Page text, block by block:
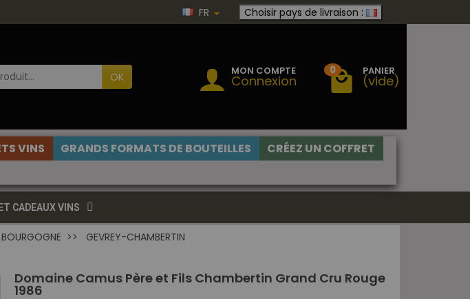
FR Choisir pays de livraison :
OK MON COMPTE
Connexion
0 PANIER
(vide)
VINS GRANDS FORMATS DE BOUTEILLES
CRÉEZ UN COFFRET
CADEAUX VINS
GEVREY-CHAMBERTIN
Domaine Camus Père et Fils Chambertin Grand Cru Rouge
1986